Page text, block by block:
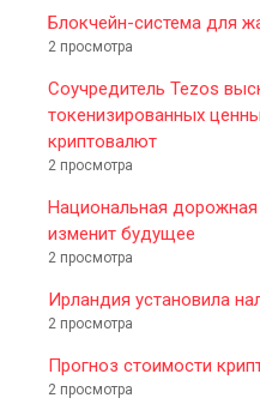
Блокчейн-система для
2 просмотра
Соучредитель Tezos
токенизированных
криптовалют
2 просмотра
Национальная
изменит будущее
2 просмотра
Ирландия установила
2 просмотра
Прогноз стоимости
2 просмотра